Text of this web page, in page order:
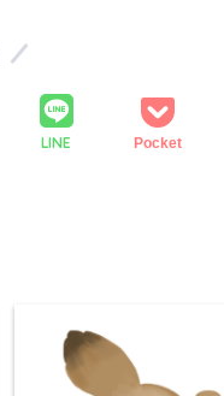
LINE Pocket